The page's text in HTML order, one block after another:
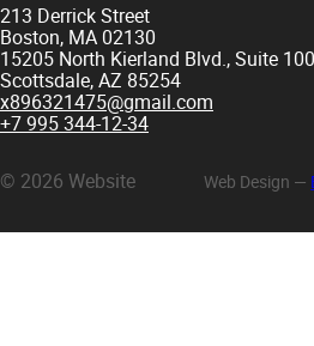
213 Derrick Street
Boston, MA 02130
15205 North Kierland Blvd., Suite 100
Scottsdale,AZ 85254
x896321475@gmail.com
+7 995 344-12-34
© 2026 Website Web Design —